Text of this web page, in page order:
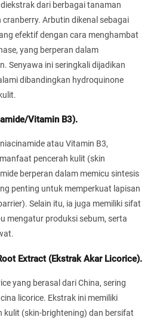
dari berbagai tanaman
cranberry. Arbutin dikenal sebagai
efektif dengan cara menghambat
yang berperan dalam
Senyawa ini seringkali dijadikan
dibandingkan hydroquinone
Vitamin B3).
atau Vitamin B3,
pencerah kulit (skin
berperan dalam memicu sintesis
penting untuk memperkuat lapisan
Selain itu, ia juga memiliki sifat
mengatur produksi sebum, serta
Extract (Ekstrak Akar Licorice).
yang berasal dari China, sering
licorice. Ekstrak ini memiliki
kulit (skin-brightening) dan bersifat